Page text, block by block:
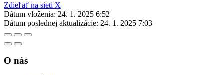
Zdieľať na sieti X
Dátum vloženia: 24. 1. 2025 6:52
Dátum poslednej aktualizácie: 24. 1. 2025 7:03
O nás